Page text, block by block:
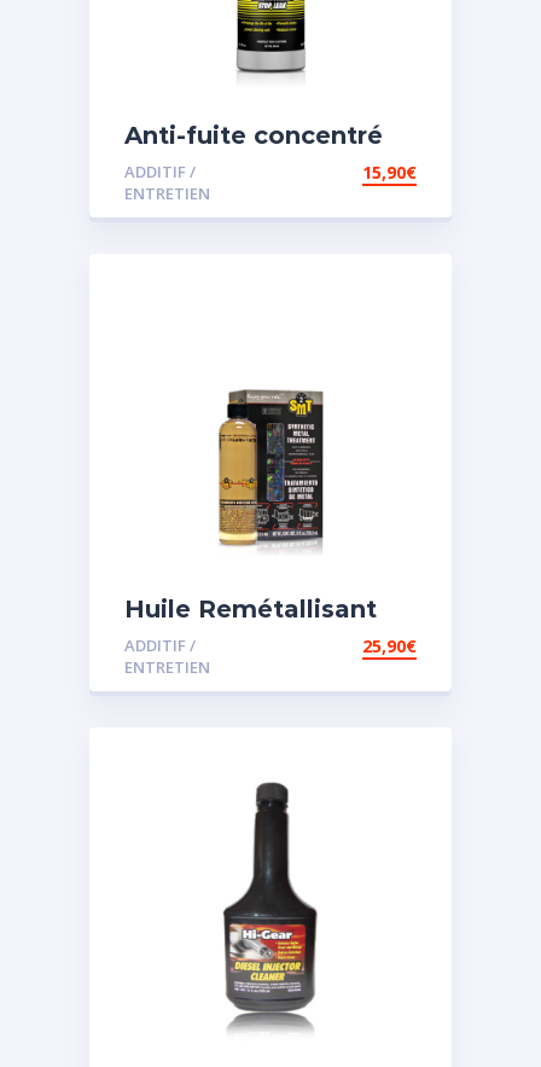
Anti-fuite concentré
pour direction
assistée
ADDITIF /
ENTRETIEN
15,90€
Huile Remétallisant
Moteur SMT2
ADDITIF /
ENTRETIEN
25,90€